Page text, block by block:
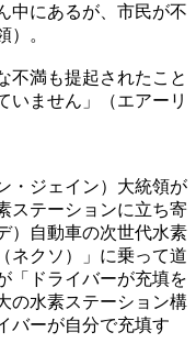
中にあるが、市民が不
）。
不満も提起されたこと
いません」（エアーリ
・ジェイン）大統領が
ステーションに立ち寄
）自動車の次世代水素
ネクソ）」に乗って道
「ドライバーが充填を
の水素ステーション構
バーが自分で充填す